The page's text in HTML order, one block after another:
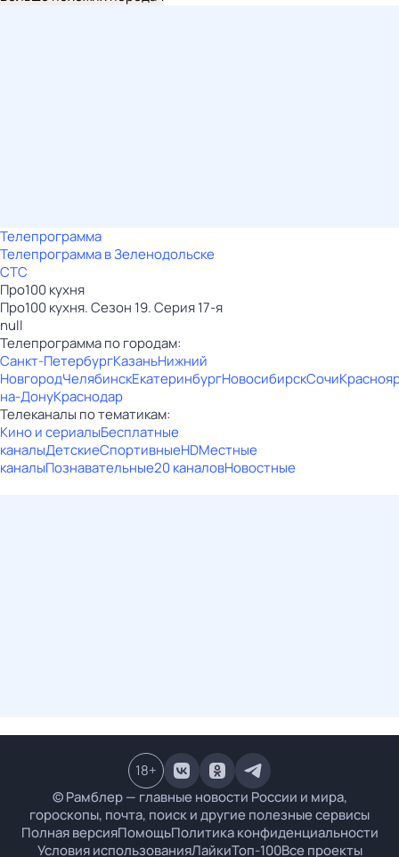
Телепрограмма
Телепрограмма в Зеленодольске
СТС
Пpo100 кухня
Пpo100 кухня. Сезон 19. Серия 17-я
null
Телепрограмма по городам:
Санкт-ПетербургКазаньНижний
НовгородЧелябинскЕкатеринбургНовосибирскСочи
на-ДонуКраснодар
Телеканалы по тематикам:
Кино и сериалыБесплатные
каналыДетскиеСпортивныеHDМестные
каналыПознавательные20 каналовНовостные
© Рамблер — главные новости России и мира,
гороскопы, почта, поиск и другие полезные сервисы
Полная версияПомощьПолитика конфиденциальности
Условия использованияЛайкиТоп-100Все проекты
18+